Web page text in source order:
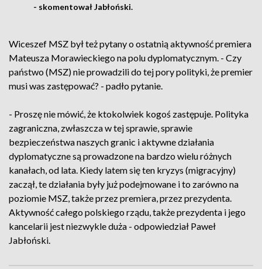
- skomentował Jabłoński.
Wiceszef MSZ był też pytany o ostatnią aktywność premiera
Mateusza Morawieckiego na polu dyplomatycznym. - Czy
państwo (MSZ) nie prowadzili do tej pory polityki, że premier
musi was zastępować? - padło pytanie.
- Proszę nie mówić, że ktokolwiek kogoś zastępuje. Polityka
zagraniczna, zwłaszcza w tej sprawie, sprawie
bezpieczeństwa naszych granic i aktywne działania
dyplomatyczne są prowadzone na bardzo wielu różnych
kanałach, od lata. Kiedy latem się ten kryzys (migracyjny)
zaczął, te działania były już podejmowane i to zarówno na
poziomie MSZ, także przez premiera, przez prezydenta.
Aktywność całego polskiego rządu, także prezydenta i jego
kancelarii jest niezwykle duża - odpowiedział Paweł
Jabłoński.